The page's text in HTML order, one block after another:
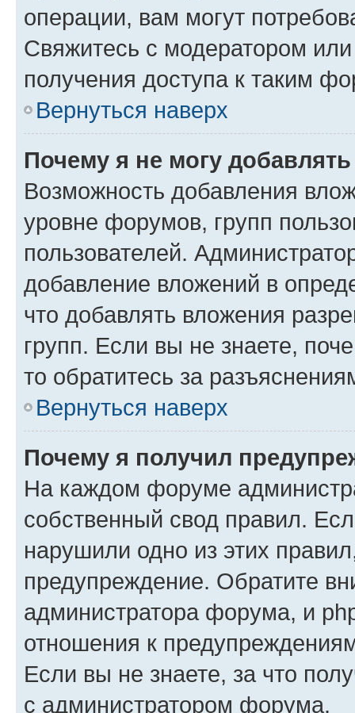
операции, вам могут
Свяжитесь с модератором
получения доступа к таким
Вернуться наверх
Почему я не могу
Возможность добавления
уровне форумов, групп
пользователей.
добавление вложений в
что добавлять вложения
групп. Если вы не знаете,
то обратитесь за
Вернуться наверх
Почему я получил
На каждом форуме
собственный свод правил.
нарушили одно из этих
предупреждение. Обратите
администратора форума, и
отношения к
Если вы не знаете, за что
с администратором форума.